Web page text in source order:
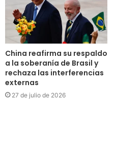
China reafirma su respaldo
a la soberanía de Brasil y
rechaza las interferencias
externas
27 de julio de 2026